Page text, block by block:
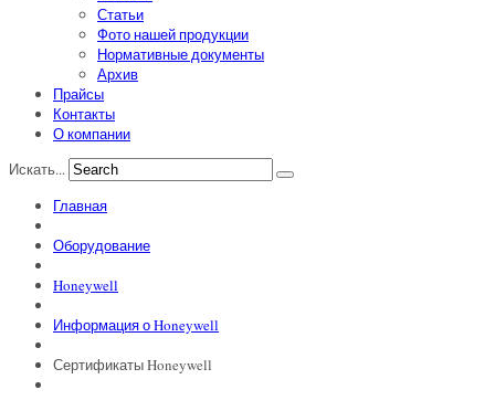
Статьи
Фото нашей продукции
Нормативные документы
Архив
Прайсы
Контакты
О компании
Искать...
Главная
Оборудование
Honeywell
Информация о Honeywell
Сертификаты Honeywell